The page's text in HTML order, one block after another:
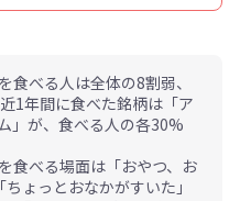
べる人は全体の8割弱、
1年間に食べた銘柄は「ア
」が、食べる人の各30%
食べる場面は「おやつ、お
ょっとおなかがすいた」